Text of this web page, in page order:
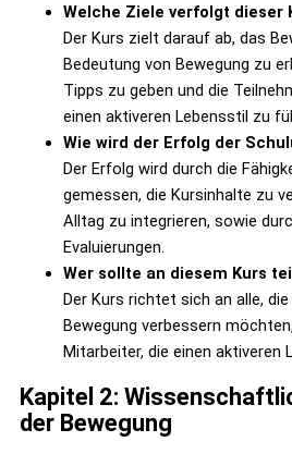
Welche Ziele verfolgt dieser
Der Kurs zielt darauf ab, das
Bedeutung von Bewegung zu
Tipps zu geben und die
einen aktiveren Lebensstil zu
Wie wird der Erfolg der
Der Erfolg wird durch die
gemessen, die Kursinhalte zu
Alltag zu integrieren, sowie
Evaluierungen.
Wer sollte an diesem Kurs
Der Kurs richtet sich an alle,
Bewegung verbessern
Mitarbeiter, die einen aktiveren
Kapitel 2:
der Bewegung